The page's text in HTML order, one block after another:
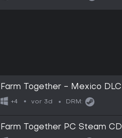
Farm Together - Mexico
Steam - Digital Key
+4 vor 3d DRM:
Farm Together PC Steam